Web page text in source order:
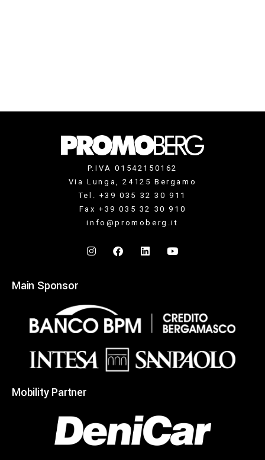
P.IVA 01542150162
Via Lunga, 24125 Bergamo
Tel. +39 035 32 30 911
Fax +39 035 32 30 910
info@promoberg.it
Main Sponsor
Mobility Partner